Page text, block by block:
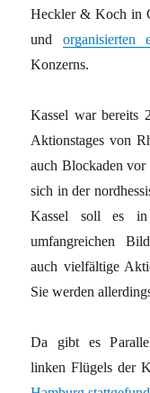
Heckler & Koch in
und organisierten
Konzerns.
Kassel war bereits
Aktionstages von
auch Blockaden vor
sich in der
Kassel soll es in
umfangreichen
auch vielfältige
Sie werden
Da gibt es
linken Flügels der